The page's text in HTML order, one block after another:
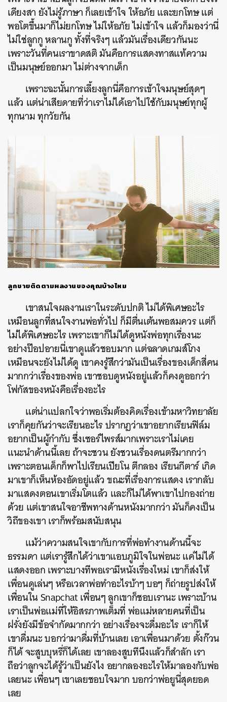
เดียงสา ยังไม่รู้ภาษา ก็เลยเข้าใจ ให้อภัย และยกโทษ แต่
พอโตขึ้นมาก็ไม่ยกโทษ ไม่ให้อภัย ไม่เข้าใจ แล้วก็มองว่านี่
ไม่ใช่ลูกกู หลานกู ทั้งที่จริงๆ แล้วมันเรื่องเดียวกันนะ
เพราะวันที่คนเราขาดสติ มันคือการแสดงทาสแท้ความ
เป็นมนุษย์ออกมา ไม่ต่างจากเด็ก
เพราะฉะนั้นการเลี้ยงลูกนี่คือการเข้าใจมนุษย์สุดๆ
แล้ว แต่น่าเสียดายที่ว่าเราไม่ได้เอาไปใช้กับมนุษย์ทุกผู้
ทุกนาม ทุกวัยกัน
ลูกชายติดตามผลงานของคุณบ้างไหม
เขาสนใจผลงานเราในระดับปกติ ไม่ได้พิเศษอะไร
เหมือนลูกที่สนใจงานพ่อทั่วไป ก็มีตื่นเต้นพอสมควร แต่ก็
ไม่ได้พิเศษอะไร เพราะเขาก็ไม่ได้ดูหนังพ่อทุกเรื่องนะ
อย่างป๊อปอายนี่เขาดูแล้วชอบมาก แต่ฉลาดเกมส์โกง
เหมือนจะยังไม่ได้ดู เขาคงรู้สึกว่ามันเป็นเรื่องของเด็กสี่คน
มากกว่าเรื่องของพ่อ เขาชอบดูหนังอยู่แล้วก็คงดูออกว่า
โฟกัสของหนังคือเรื่องอะไร
แต่น่าแปลกใจว่าพอเริ่มต้องคิดเรื่องเข้ามหาวิทยาลัย
เราก็คุยกันว่าจะเรียนอะไร ปรากฏว่าเขาอยากเรียนฟิล์ม
อยากเป็นผู้กำกับ ซึ่งเซอร์ไพรส์มากเพราะเราไม่เคย
แนะนำด้านนี้เลย ถ้าจะชวน ยังชวนเรื่องดนตรีมากกว่า
เพราะตอนเด็กก็พาไปเรียนเปียโน ตีกลอง เรียนกีตาร์ เกิด
มาเขาก็เห็นห้องอัดอยู่แล้ว ขณะที่เรื่องการแสดง เรากลับ
มาแสดงตอนเขาเริ่มโตแล้ว และก็ไม่ได้พาเขาไปกองถ่าย
ด้วย แต่เขาสนใจอาชีพทางด้านหนังมากกว่า มันก็คงเป็น
วิถีของเขา เราก็พร้อมสนับสนุน
แม้ว่าความสนใจเขากับการที่พ่อทำงานด้านนี้จะ
ธรรมดา แต่เรารู้สึกได้ว่าเขาแอบภูมิใจในพ่อนะ แค่ไม่ได้
แสดงออก เพราะบางทีพอเรามีหนังเรื่องใหม่ เขาก็ส่งให้
เพื่อนดูเล่นๆ หรือเวลาพ่อทำอะไรบ้าๆ บอๆ ก็ถ่ายรูปส่งให้
เพื่อนใน Snapchat เพื่อนๆ ลูกเขาก็ชอบเรานะ เพราะบ้าน
เราเป็นพ่อแม่ที่ให้อิสรภาพเต็มที่ พ่อแม่หลายคนที่เป็น
ฝรั่งยังมีข้อจำกัดมากกว่า อย่างเรื่องจะดื่มอะไร เราก็ให้
เขาดื่มนะ บอกว่ามาดื่มที่บ้านเลย เอาเพื่อนมาด้วย ตั้งก๊วน
ก็ได้ จะสูบบุหรี่ก็ได้เลย เขาลองสูบทีนึงแล้วก็สำลัก เรา
ถือว่าลูกจะได้รู้ว่าเป็นยังไง อยากลองอะไรให้มาลองกับพ่อ
เลยนะ เพื่อนๆ เขาเลยชอบใจมาก บอกว่าพ่อยูนี่สุดยอด
เลย